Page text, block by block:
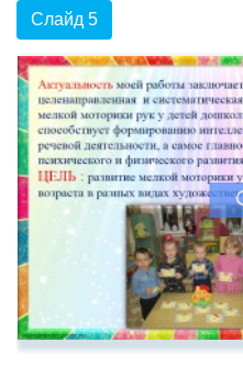
Слайд 5